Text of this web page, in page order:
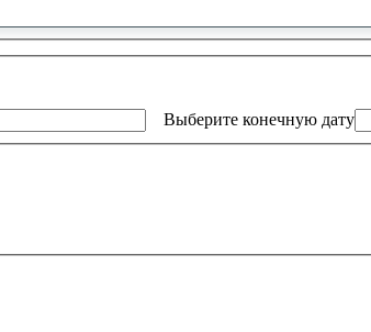
Выберите конечную дату